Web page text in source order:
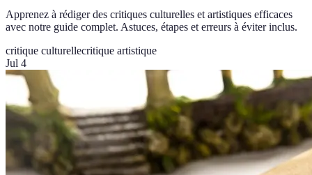
Apprenez à rédiger des critiques culturelles et artistiques efficaces
avec notre guide complet. Astuces, étapes et erreurs à éviter inclus.
critique culturellecritique artistique
Jul 4